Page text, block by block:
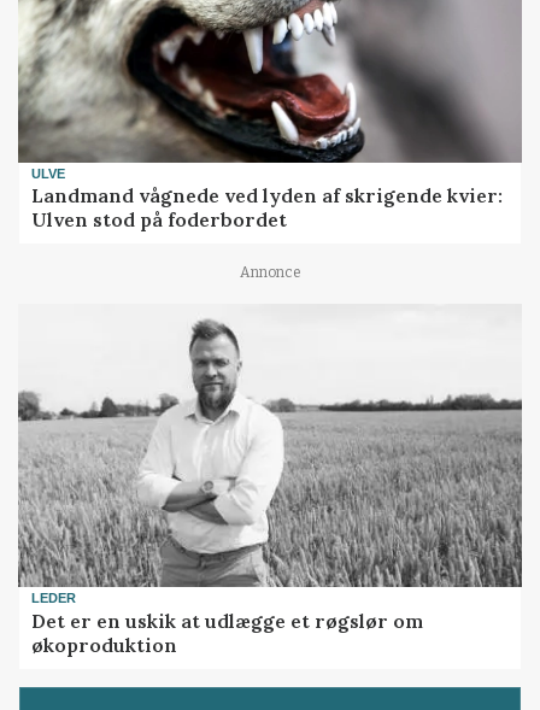
ULVE
Landmand vågnede ved lyden af skrigende kvier:
Ulven stod på foderbordet
Annonce
LEDER
Det er en uskik at udlægge et røgslør om
økoproduktion